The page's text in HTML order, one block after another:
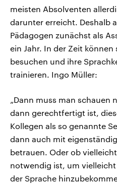
meisten Absolventen
darunter erreicht. Deshalb
Pädagogen zunächst als
ein Jahr. In der Zeit
besuchen und ihre
trainieren. Ingo Müller:
„Dann muss man schauen
dann gerechtfertigt ist,
Kollegen als so genannte
dann auch mit
betrauen. Oder ob
notwendig ist, um
der Sprache